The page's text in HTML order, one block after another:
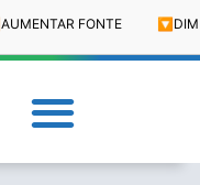
AUMENTAR FONTE 🔽